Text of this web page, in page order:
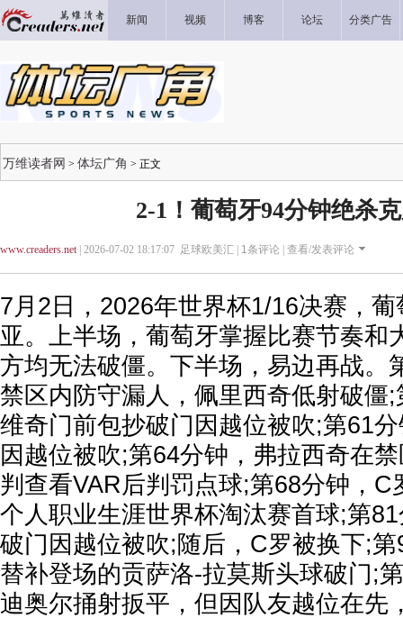
新闻 视频 博客 论坛 分类广告
万维读者网 > 体坛广角 > 正文
2-1！葡萄牙94分钟绝杀
www.creaders.net| 2026-07-02 18:17:07 足球欧美汇 | 1条评论 | 查看/发表评论
7月2日，2026年世界杯1/16决赛，
亚。上半场，葡萄牙掌握比赛节奏和
方均无法破僵。下半场，易边再战。
禁区内防守漏人，佩里西奇低射破僵
维奇门前包抄破门因越位被吹;第61
因越位被吹;第64分钟，弗拉西奇在
判查看VAR后判罚点球;第68分钟，C
个人职业生涯世界杯淘汰赛首球;第
破门因越位被吹;随后，C罗被换下;
替补登场的贡萨洛-拉莫斯头球破门;
迪奥尔捅射扳平，但因队友越位在先